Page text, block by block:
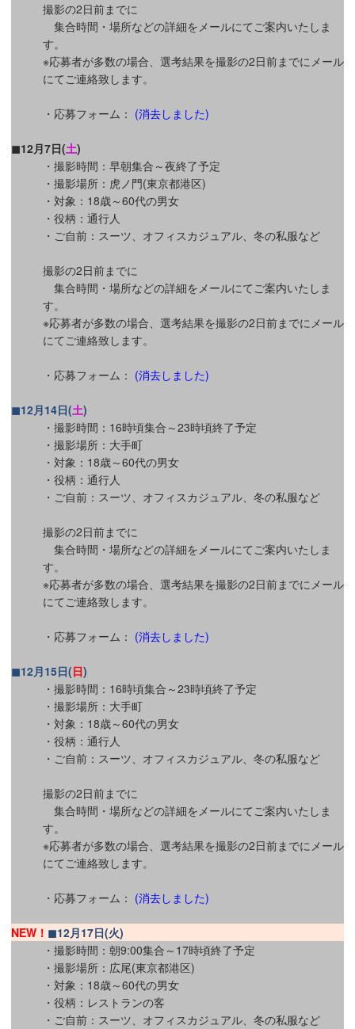
撮影の2日前までに
集合時間・場所などの詳細をメールにてご案内いたしま
す。
※応募者が多数の場合、選考結果を撮影の2日前までにメール
にてご連絡致します。
・応募フォーム： (消去しました)
◼12月7日(土)
・撮影時間：早朝集合～夜終了予定
・撮影場所：虎ノ門(東京都港区)
・対象：18歳～60代の男女
・役柄：通行人
・ご自前：スーツ、オフィスカジュアル、冬の私服など
撮影の2日前までに
集合時間・場所などの詳細をメールにてご案内いたしま
す。
※応募者が多数の場合、選考結果を撮影の2日前までにメール
にてご連絡致します。
・応募フォーム： (消去しました)
◼12月14日(土)
・撮影時間：16時頃集合～23時頃終了予定
・撮影場所：大手町
・対象：18歳～60代の男女
・役柄：通行人
・ご自前：スーツ、オフィスカジュアル、冬の私服など
撮影の2日前までに
集合時間・場所などの詳細をメールにてご案内いたしま
す。
※応募者が多数の場合、選考結果を撮影の2日前までにメール
にてご連絡致します。
・応募フォーム： (消去しました)
◼12月15日(日)
・撮影時間：16時頃集合～23時頃終了予定
・撮影場所：大手町
・対象：18歳～60代の男女
・役柄：通行人
・ご自前：スーツ、オフィスカジュアル、冬の私服など
撮影の2日前までに
集合時間・場所などの詳細をメールにてご案内いたしま
す。
※応募者が多数の場合、選考結果を撮影の2日前までにメール
にてご連絡致します。
・応募フォーム： (消去しました)
NEW！ ◼12月17日(火)
・撮影時間：朝9:00集合～17時頃終了予定
・撮影場所：広尾(東京都港区)
・対象：18歳～60代の男女
・役柄：レストランの客
・ご自前：スーツ、オフィスカジュアル、冬の私服など